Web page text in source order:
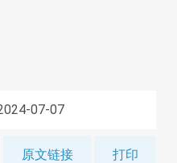
07-07
原文链接 打印